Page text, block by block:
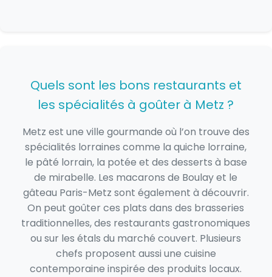
Quels sont les bons restaurants et
les spécialités à goûter à Metz ?
Metz est une ville gourmande où l’on trouve des
spécialités lorraines comme la quiche lorraine,
le pâté lorrain, la potée et des desserts à base
de mirabelle. Les macarons de Boulay et le
gâteau Paris-Metz sont également à découvrir.
On peut goûter ces plats dans des brasseries
traditionnelles, des restaurants gastronomiques
ou sur les étals du marché couvert. Plusieurs
chefs proposent aussi une cuisine
contemporaine inspirée des produits locaux.